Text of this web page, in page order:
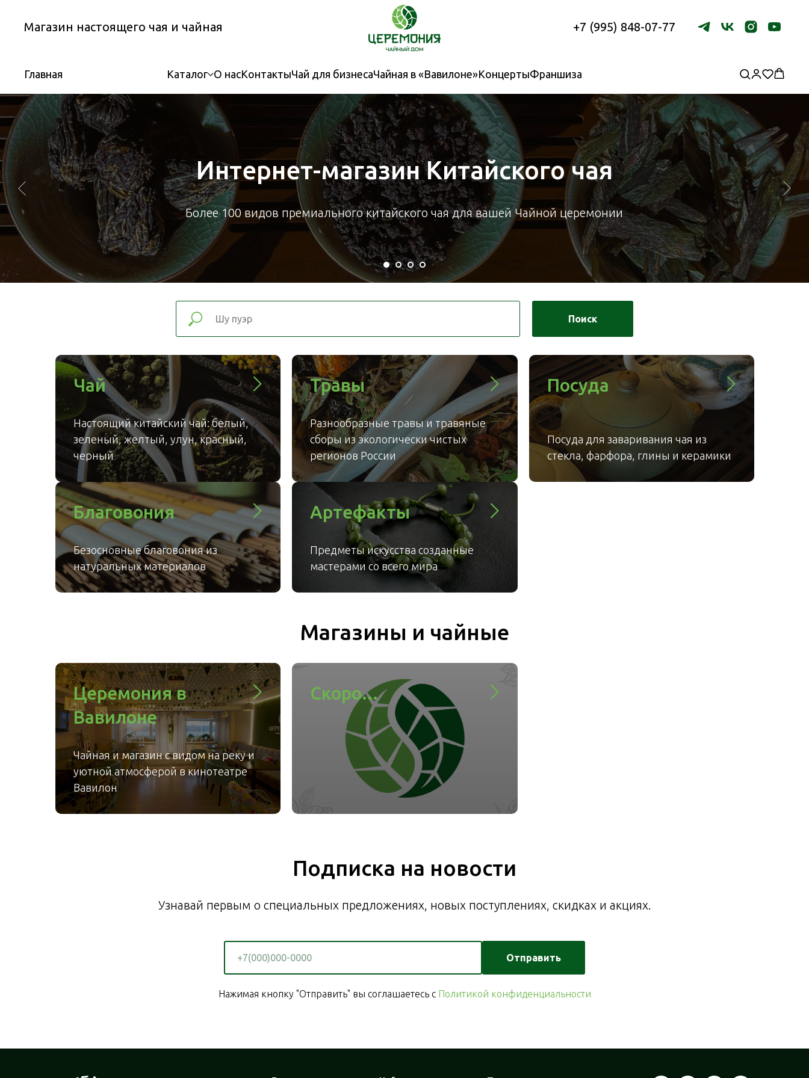
Магазин настоящего чая и чайная +7 (995) 848-07-77
Главная Каталог О насКонтактыЧай для бизнесаЧайная в «Вавилоне»КонцертыФраншиза
Интернет-магазин Китайского чая
Более 100 видов премиального китайского чая для вашей Чайной церемонии
Поиск
Чай
Настоящий китайский чай: белый,
зеленый, желтый, улун, красный,
черный
Травы
Разнообразные травы и травяные
сборы из экологически чистых
регионов России
Посуда
Посуда для заваривания чая из
стекла, фарфора, глины и керамики
Благовония
Безосновные благовония из
натуральных материалов
Артефакты
Предметы искусства созданные
мастерами со всего мира
Магазины и чайные
Церемония в
Вавилоне
Чайная и магазин с видом на реку и
уютной атмосферой в кинотеатре
Вавилон
Скоро...
Подписка на новости
Узнавай первым о специальных предложениях, новых поступлениях, скидках и акциях.
Отправить
Нажимая кнопку "Отправить" вы соглашаетесь с Политикой конфиденциальности